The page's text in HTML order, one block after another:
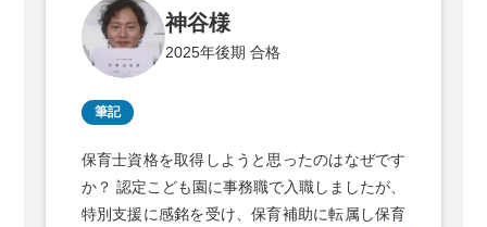
神谷様
2025年後期 合格
筆記
保育士資格を取得しようと思ったのはなぜです
か？ 認定こども園に事務職で入職しましたが、
特別支援に感銘を受け、保育補助に転属し保育